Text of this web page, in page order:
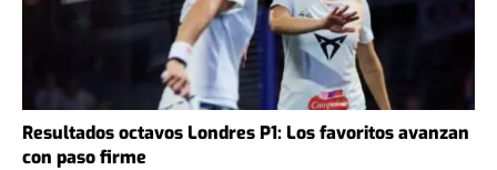
Resultados octavos Londres P1: Los favoritos avanzan
con paso firme